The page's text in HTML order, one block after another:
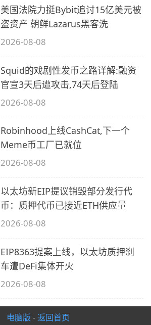
美国法院力挺Bybit追讨15亿美元被
盗资产 朝鲜Lazarus黑客洗
2026-08-08
Squid的戏剧性发币之路详解:融资
官宣3天后遭攻击,74天后登陆
2026-08-08
Robinhood上线CashCat,下一个
Meme币工厂已就位
2026-08-08
以太坊新EIP提议销毁部分发行代
币：质押代币已接近ETH供应量
2026-08-08
EIP8363提案上线，以太坊质押刹
车遭DeFi集体开火
2026-08-08
电脑版 - 返回首页